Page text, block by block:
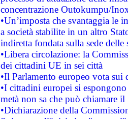
concentrazione Outokumpu/
•Un’imposta che svantaggia le
a società stabilite in un altro
indiretta fondata sulla sede delle
•Libera circolazione: la
dei cittadini UE in sei città
•Il Parlamento europeo vota sui
•I cittadini europei si
metà non sa che può chiamare
•Dichiarazione della